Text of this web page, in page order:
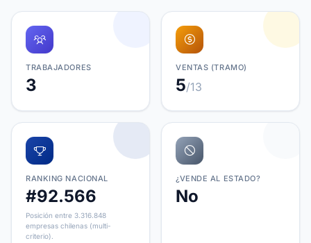
TRABAJADORES
3
VENTAS (TRAMO)
5/13
RANKING NACIONAL
#92.566
Posición entre 3.316.848
empresas chilenas (multi-
criterio).
¿VENDE AL ESTADO?
No